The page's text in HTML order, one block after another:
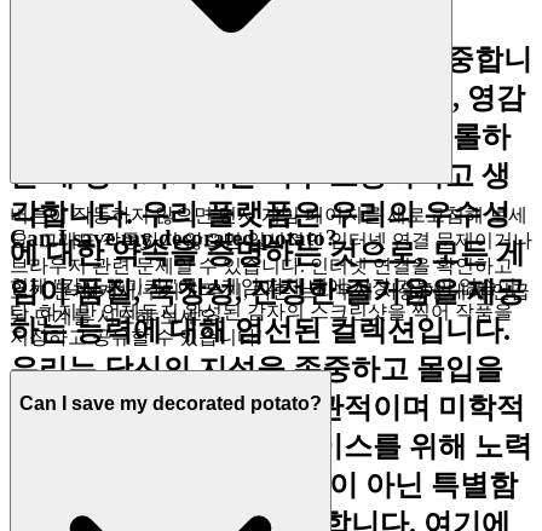
우리는 당신의 안목을 인식하고 존중합니
다. 우리는 당신의 시간이 저품질의, 영감
을 받지 못한 콘텐츠를 끝없이 스크롤하
는 데 낭비되기에는 너무 소중하다고 생
각합니다. 우리 플랫폼은 우리의 우수성
에 대한 약속을 증명하는 것으로, 모든 게
임이 품질, 독창성, 진정한 즐거움을 제공
하는 능력에 대해 엄선된 컬렉션입니다.
우리는 당신의 지성을 존중하고 몰입을
향상시키는 깨끗하고 직관적이며 미학적
으로 만족스러운 인터페이스를 위해 노력
하며, 모든 클릭이 평범함이 아닌 특별함
에 더 가까워지도록 보장합니다. 여기에
버튼이 작동하지 않으면 먼저 게임 페이지를 새로고침해 보세
요. 그래도 작동하지 않으면 일시적인 인터넷 연결 문제이거나
브라우저 관련 문제일 수 있습니다. 인터넷 연결을 확인하고
보기 문제(캐시/쿠키 지우기, 다른 브라우저 사용)에 대해 언급
된 단계를 시도해 보세요.
Can I save my decorated potato?
현재 "감자 꾸미기!"에는 게임 자체 내에 저장 기능이 없습니
다. 하지만 언제든지 완성된 감자의 스크린샷을 찍어 작품을
저장하고 공유할 수 있습니다!
Can I save my decorated potato?